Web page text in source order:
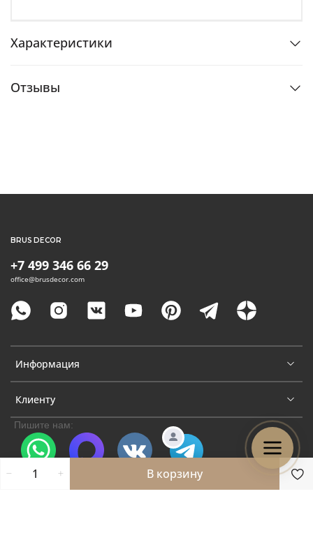
В корзину
Характеристики
Отзывы
Информация
Клиенту
+7 499 346 66 29
office@brusdecor.com
BRUS DECOR
Пишите нам:
WhatsApp Telegram